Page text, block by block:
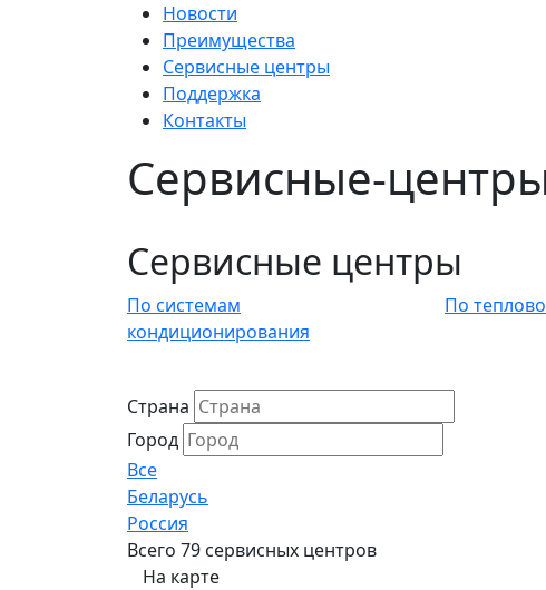
Новости
Преимущества
Сервисные центры
Поддержка
Контакты
Сервисные-
Сервисные центры
По системам
кондиционирования
По
Страна
Город
Все
Беларусь
Россия
Всего 79 сервисных центров
На карте